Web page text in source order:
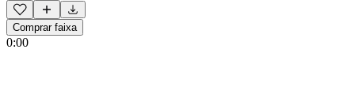
Comprar faixa
0:00